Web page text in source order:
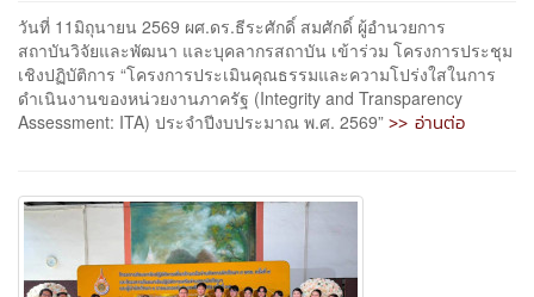
วันที่ 11มิถุนายน 2569 ผศ.ดร.ธีระศักดิ์ สมศักดิ์ ผู้อำนวยการ
สถาบันวิจัยและพัฒนา และบุคลากรสถาบัน เข้าร่วม โครงการประชุม
เชิงปฏิบัติการ “โครงการประเมินคุณธรรมและความโปร่งใสในการ
ดำเนินงานของหน่วยงานภาครัฐ (Integrity and Transparency
Assessment: ITA) ประจำปีงบประมาณ พ.ศ. 2569” >> อ่านต่อ